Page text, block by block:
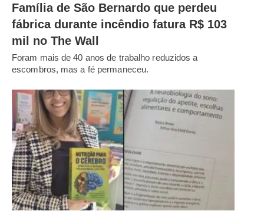
Família de São Bernardo que perdeu
fábrica durante incêndio fatura R$ 103
mil no The Wall
Foram mais de 40 anos de trabalho reduzidos a
escombros, mas a fé permaneceu.